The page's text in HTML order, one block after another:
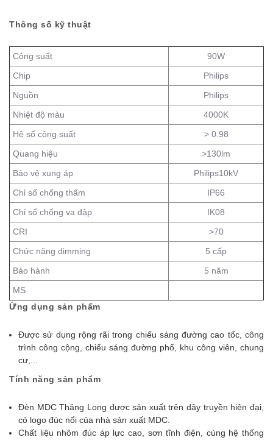
Thông số kỹ thuật
Công suất
90W
Chip
Philips
Nguồn
Philips
Nhiệt độ màu
4000K
Hệ số công suất
> 0.98
Quang hiệu
>130lm
Bảo vệ xung áp
Philips10kV
Chỉ số chống thấm
IP66
Chỉ số chống va đập
IK08
CRI
>70
Chức năng dimming
5 cấp
Bảo hành
5 năm
MS
Ứng dụng sản phẩm
Được sử dụng rộng rãi trong chiếu sáng đường cao tốc, công
trình công cộng, chiếu sáng đường phố, khu công viên, chung
cư,...
Tính năng sản phẩm
Đèn MDC Thăng Long được sản xuất trên dây truyền hiện đại,
có logo đúc nổi của nhà sản xuất MDC.
Chất liệu nhôm đúc áp lực cao, sơn tĩnh điện, cùng hệ thống